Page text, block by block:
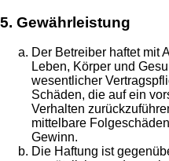
5. Gewährleistung
Der Betreiber haftet mit
Leben, Körper und
wesentlicher
Schäden, die auf ein
Verhalten
mittelbare
Gewinn.
Die Haftung ist